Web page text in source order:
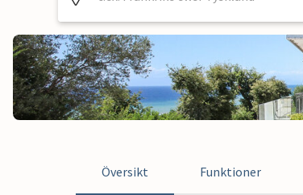
Översikt Funktioner